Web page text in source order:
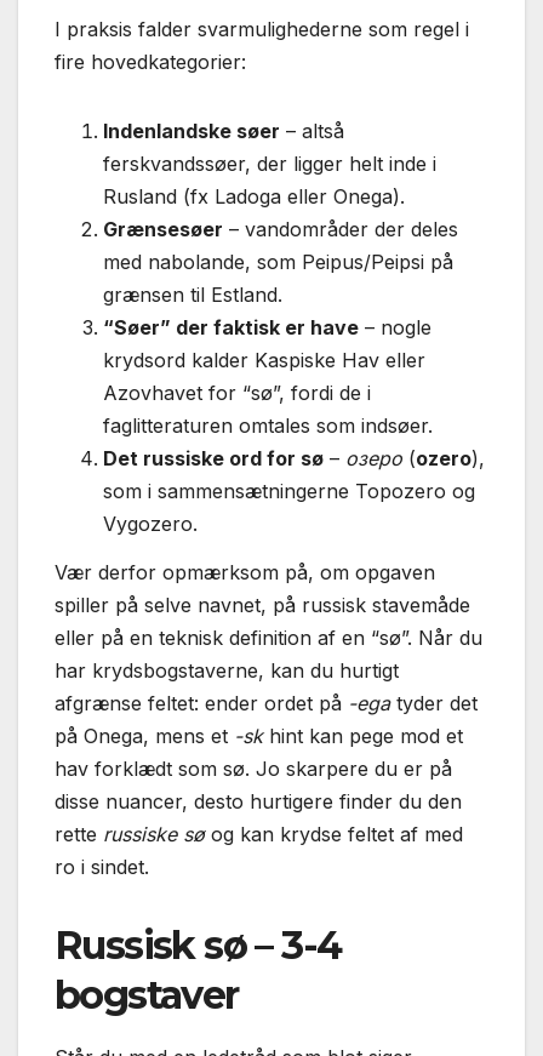
I praksis falder svarmulighederne som regel i
fire hovedkategorier:
Indenlandske søer – altså
ferskvandssøer, der ligger helt inde i
Rusland (fx Ladoga eller Onega).
Grænsesøer – vandområder der deles
med nabolande, som Peipus/Peipsi på
grænsen til Estland.
“Søer” der faktisk er have – nogle
krydsord kalder Kaspiske Hav eller
Azovhavet for “sø”, fordi de i
faglitteraturen omtales som indsøer.
Det russiske ord for sø – озеро (ozero),
som i sammensætningerne Topozero og
Vygozero.
Vær derfor opmærksom på, om opgaven
spiller på selve navnet, på russisk stavemåde
eller på en teknisk definition af en “sø”. Når du
har krydsbogstaverne, kan du hurtigt
afgrænse feltet: ender ordet på -egatyder det
på Onega, mens et -skhint kan pege mod et
hav forklædt som sø. Jo skarpere du er på
disse nuancer, desto hurtigere finder du den
rette russiske søog kan krydse feltet af med
ro i sindet.
Russisk sø – 3-4
bogstaver